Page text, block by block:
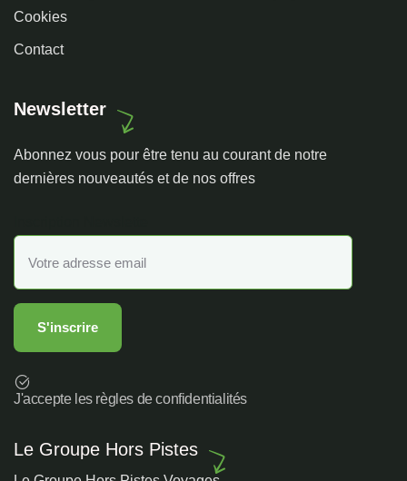
Cookies
Contact
Newsletter
Abonnez vous pour être tenu au courant de notre
dernières nouveautés et de nos offres
J'accepte les règles de confidentialités
Le Groupe Hors Pistes